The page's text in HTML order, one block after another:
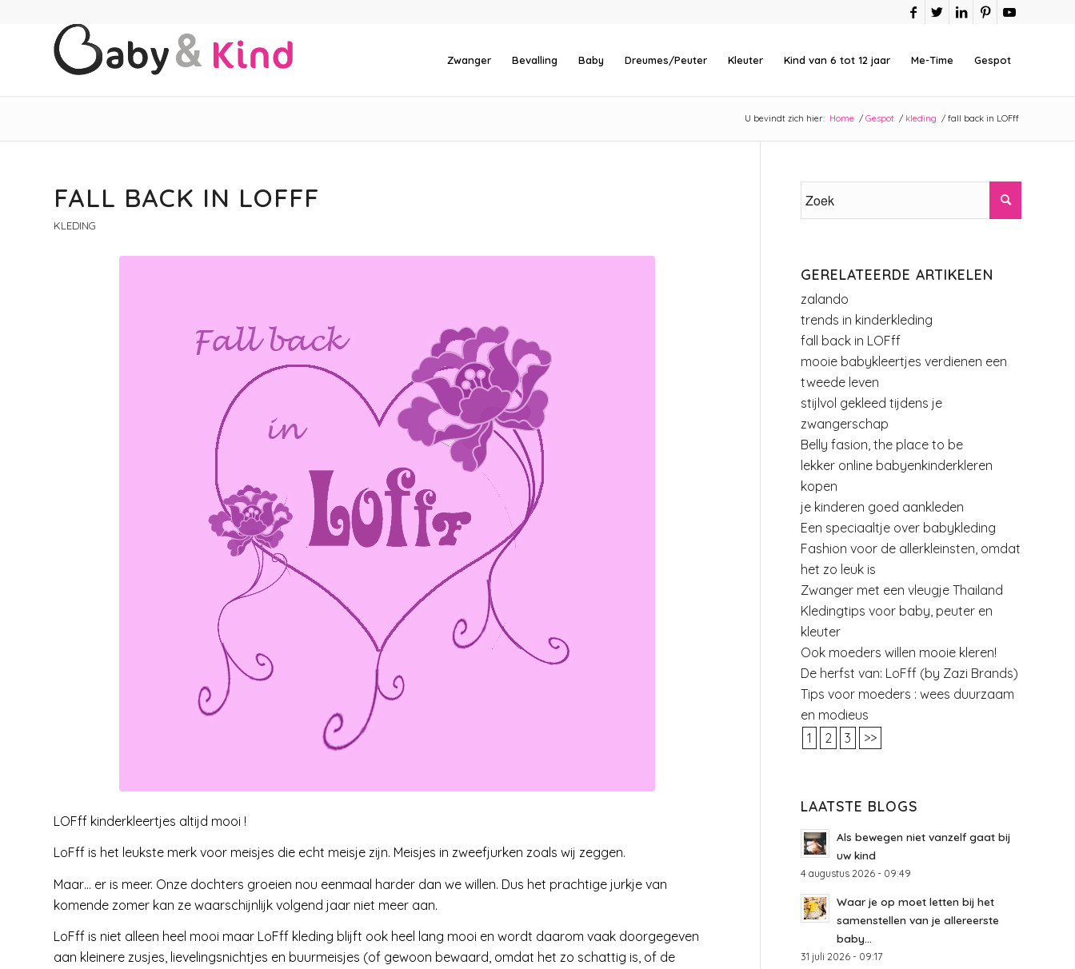
Zwanger Bevalling Baby Dreumes/Peuter Kleuter Kind van 6 tot 12 jaar Me-Time Gespot
U bevindt zich hier: Home / Gespot / kleding / fall back in LOFff
FALL BACK IN LOFFF
KLEDING
LOFff kinderkleertjes altijd mooi !
LoFff is het leukste merk voor meisjes die echt meisje zijn. Meisjes in zweefjurken zoals wij zeggen.
Maar… er is meer. Onze dochters groeien nou eenmaal harder dan we willen. Dus het prachtige jurkje van
komende zomer kan ze waarschijnlijk volgend jaar niet meer aan.
LoFff is niet alleen heel mooi maar LoFff kleding blijft ook heel lang mooi en wordt daarom vaak doorgegeven
aan kleinere zusjes, lievelingsnichtjes en buurmeisjes (of gewoon bewaard, omdat het zo schattig is, of de
GERELATEERDE ARTIKELEN
zalando
trends in kinderkleding
fall back in LOFff
mooie babykleertjes verdienen een
tweede leven
stijlvol gekleed tijdens je
zwangerschap
Belly fasion, the place to be
lekker online babyenkinderkleren
kopen
je kinderen goed aankleden
Een speciaaltje over babykleding
Fashion voor de allerkleinsten, omdat
het zo leuk is
Zwanger met een vleugje Thailand
Kledingtips voor baby, peuter en
kleuter
Ook moeders willen mooie kleren!
De herfst van: LoFff (by Zazi Brands)
Tips voor moeders : wees duurzaam
en modieus
1
2 3 >>
LAATSTE BLOGS
Als bewegen niet vanzelf gaat bij
uw kind
4 augustus 2026 - 09:49
Waar je op moet letten bij het
samenstellen van je allereerste
baby...
31 juli 2026 - 09:17